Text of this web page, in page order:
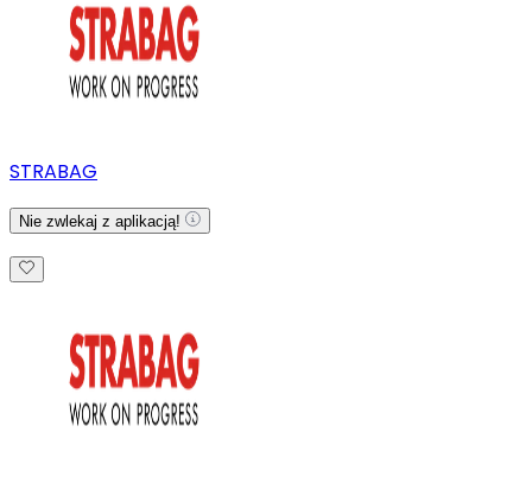
STRABAG
Nie zwlekaj z aplikacją!